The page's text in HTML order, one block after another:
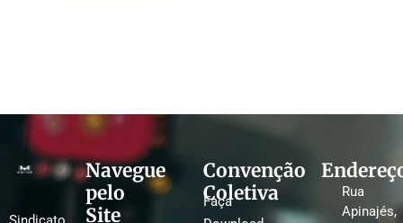
Navegue
pelo
Site
Convenção
Coletiva
Faça
Rua
Apinajés,